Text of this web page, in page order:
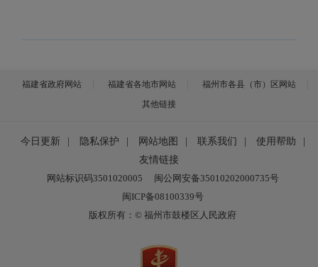
福建省政府网站 福建省各地市网站
福州市各县（市）区网站
其他链接
今日更新 隐私保护 网站地图 联系我们 使用帮助
友情链接
网站标识码3501020005
闽公网安备35010202000735号
闽ICP备08100339号
版权所有：© 福州市鼓楼区人民政府